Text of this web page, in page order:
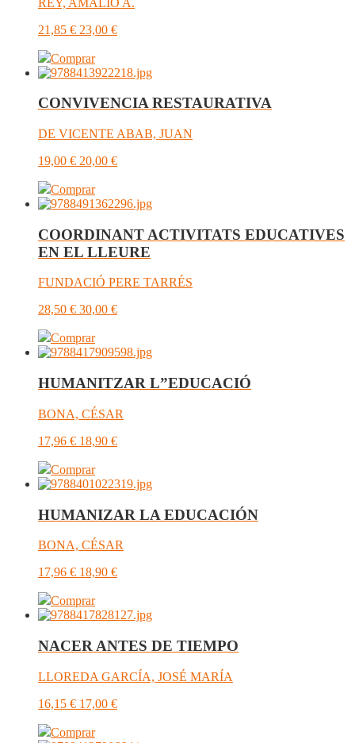
21,85 € 23,00 €
Comprar
CONVIVENCIA RESTAURATIVA
DE VICENTE ABAB, JUAN
19,00 € 20,00 €
Comprar
COORDINANT ACTIVITATS EDUCATIVES
EN EL LLEURE
FUNDACIÓ PERE TARRÉS
28,50 € 30,00 €
Comprar
HUMANITZAR L”EDUCACIÓ
BONA, CÉSAR
17,96 € 18,90 €
Comprar
HUMANIZAR LA EDUCACIÓN
BONA, CÉSAR
17,96 € 18,90 €
Comprar
NACER ANTES DE TIEMPO
LLOREDA GARCÍA, JOSÉ MARÍA
16,15 € 17,00 €
Comprar